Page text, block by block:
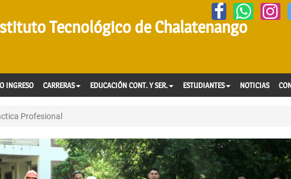
Tecnológico de Chalatenango
INGRESO CARRERAS EDUCACIÓN CONT. Y SER. ESTUDIANTES NOTICIAS
Profesional